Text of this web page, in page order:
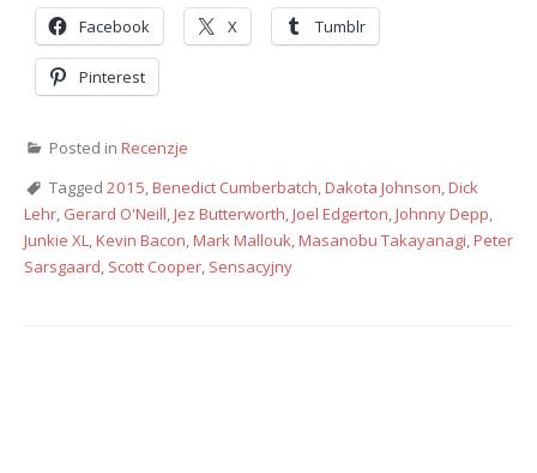
Facebook X Tumblr
Pinterest
Posted in Recenzje
Tagged 2015,Benedict Cumberbatch,Dakota Johnson,Dick
Lehr, Gerard O'Neill,Jez Butterworth,Joel Edgerton,Johnny Depp,
Junkie XL,Kevin Bacon,Mark Mallouk,Masanobu Takayanagi,Peter
Sarsgaard, Scott Cooper, Sensacyjny